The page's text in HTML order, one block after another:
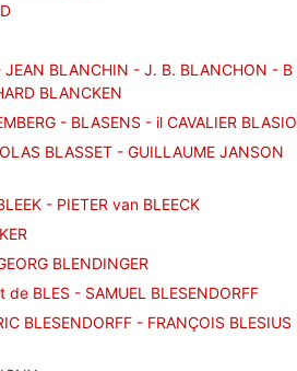
JEAN BLANCHIN - J. B. BLANCHON - B
BLANCKEN
- BLASENS - il CAVALIER BLASIO
BLASSET - GUILLAUME JANSON
- PIETER van BLEECK
BLENDINGER
de BLES - SAMUEL BLESENDORFF
BLESENDORFF - FRANÇOIS BLESIUS